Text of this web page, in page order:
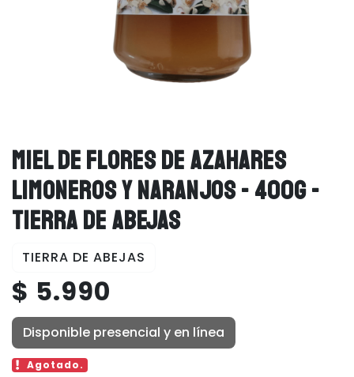
MIEL DE FLORES DE AZAHARES
LIMONEROS Y NARANJOS - 400G -
TIERRA DE ABEJAS
TIERRA DE ABEJAS
$ 5.990
Disponible presencial y en línea
Agotado.